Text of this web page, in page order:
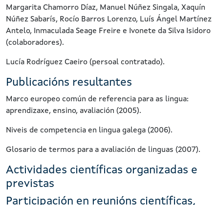
Margarita Chamorro Díaz, Manuel Núñez Singala, Xaquín
Núñez Sabarís, Rocío Barros Lorenzo, Luís Ángel Martínez
Antelo, Inmaculada Seage Freire e Ivonete da Silva Isidoro
(colaboradores).
Lucía Rodríguez Caeiro (persoal contratado).
Publicacións resultantes
Marco europeo común de referencia para as lingua:
aprendizaxe, ensino, avaliación (2005).
Niveis de competencia en lingua galega (2006).
Glosario de termos para a avaliación de linguas (2007).
Actividades científicas organizadas e
previstas
Participación en reunións científicas,